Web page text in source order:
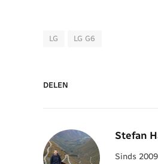
LG LG G6
DELEN
Stefan
Sinds